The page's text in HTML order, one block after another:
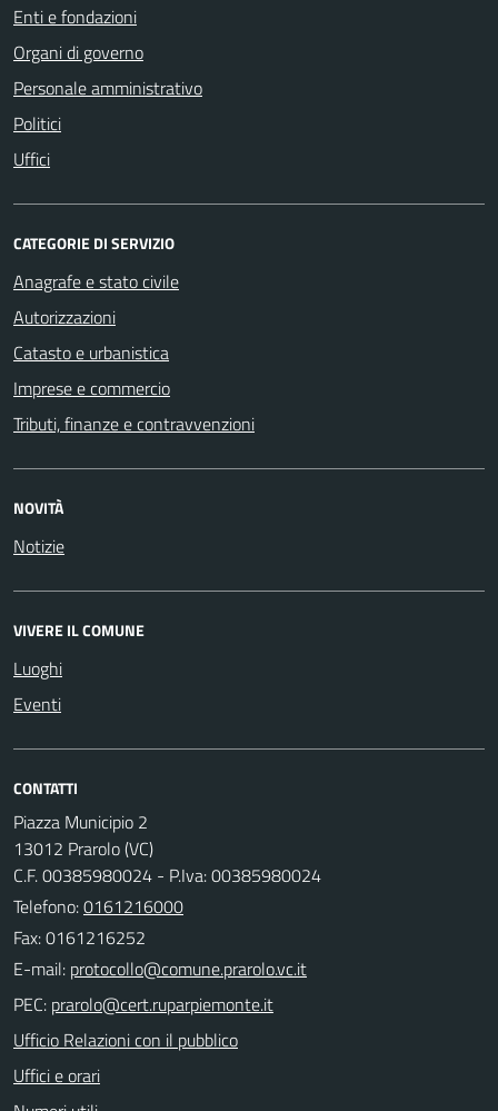
Enti e fondazioni
Organi di governo
Personale amministrativo
Politici
Uffici
CATEGORIE DI SERVIZIO
Anagrafe e stato civile
Autorizzazioni
Catasto e urbanistica
Imprese e commercio
Tributi, finanze e contravvenzioni
NOVITÀ
Notizie
VIVERE IL COMUNE
Luoghi
Eventi
CONTATTI
Piazza Municipio 2
13012 Prarolo (VC)
C.F. 00385980024 - P.Iva: 00385980024
Telefono:0161216000
Fax: 0161216252
E-mail:
PEC:
Ufficio Relazioni con il pubblico
Uffici e orari